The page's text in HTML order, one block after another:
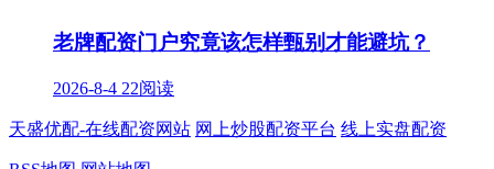
老牌配资门户究竟该怎样甄别才能避坑？
2026-8-4 22阅读
天盛优配-在线配资网站 网上炒股配资平台 线上实盘配资